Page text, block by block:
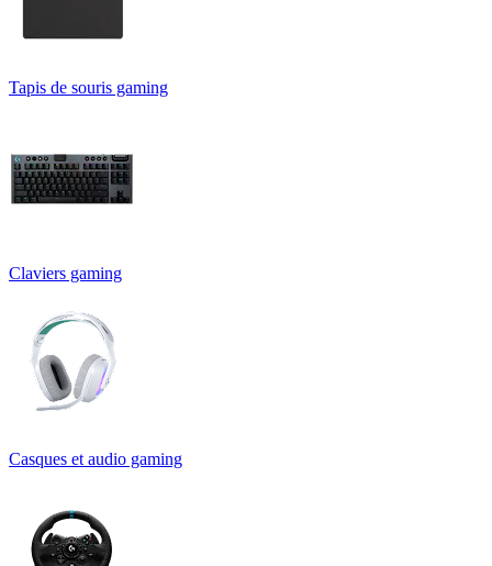
Tapis de souris gaming
Claviers gaming
Casques et audio gaming